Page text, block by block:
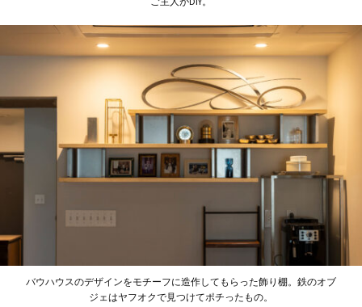
バウハウスのデザインをモチーフに造作してもらった飾り棚。鉄のオブ
ジェはヤフオクで見つけてポチったもの。